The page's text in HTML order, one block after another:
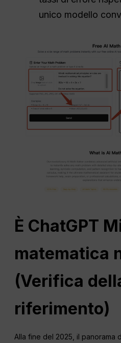
unico modello
È ChatGPT
matematica
(Verifica
riferimento)
Alla fine del 2025, il panorama